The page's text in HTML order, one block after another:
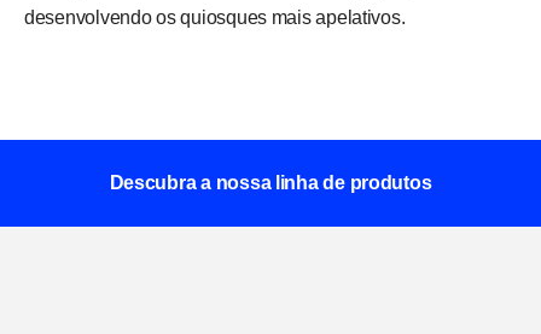
desenvolvendo os quiosques mais apelativos.
Descubra a nossa linha de produtos